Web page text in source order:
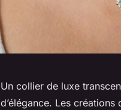
Un collier de luxe
d’élégance. Les